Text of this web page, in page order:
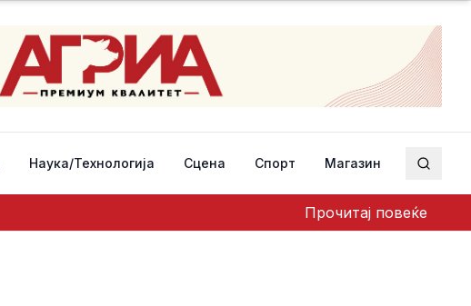
Наука/Технологија Сцена Спорт Магазин
Прочитај повеќе